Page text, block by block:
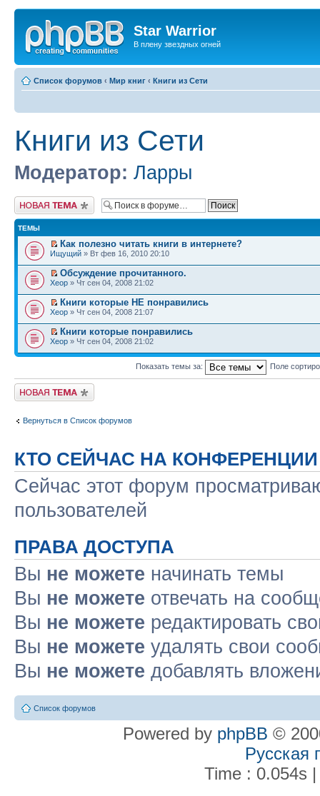
Star Warrior
В плену звездных огней
Список форумов ‹ Мир книг ‹ Книги из Сети
Книги из Сети
Модератор: Ларры
Новая тема
ТЕМЫ
Как полезно читать книги в интернете?
Ищущий » Вт фев 16, 2010 20:10
Обсуждение прочитанного.
Xeop » Чт сен 04, 2008 21:02
Книги которые НЕ понравились
Xeop » Чт сен 04, 2008 21:07
Книги которые понравились
Xeop » Чт сен 04, 2008 21:02
Показать темы за: Поле
Новая тема
Вернуться в Список форумов
КТО СЕЙЧАС НА КОНФЕРЕНЦИИ
Сейчас этот форум
пользователей
ПРАВА ДОСТУПА
Вы не можете начинать темы
Вы не можете отвечать на
Вы не можете редактировать
Вы не можете удалять свои
Вы не можете добавлять
Список форумов
Powered by phpBB ©
Русская
Time : 0.054s